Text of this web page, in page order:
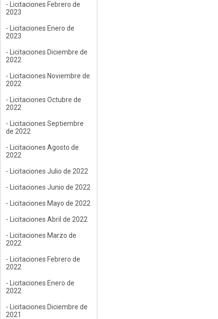
- Licitaciones Febrero de
2023
- Licitaciones Enero de
2023
- Licitaciones Diciembre de
2022
- Licitaciones Noviembre de
2022
- Licitaciones Octubre de
2022
- Licitaciones Septiembre
de 2022
- Licitaciones Agosto de
2022
- Licitaciones Julio de 2022
- Licitaciones Junio de 2022
- Licitaciones Mayo de 2022
- Licitaciones Abril de 2022
- Licitaciones Marzo de
2022
- Licitaciones Febrero de
2022
- Licitaciones Enero de
2022
- Licitaciones Diciembre de
2021